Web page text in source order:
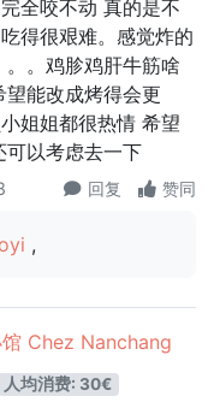
全咬不动 真的是不
得很艰难。感觉炸的
。鸡胗鸡肝牛筋啥
能改成烤得会更
姐姐都很热情 希望
可以考虑去一下
回复 赞同
,
Chez Nanchang
人均消费: 30€